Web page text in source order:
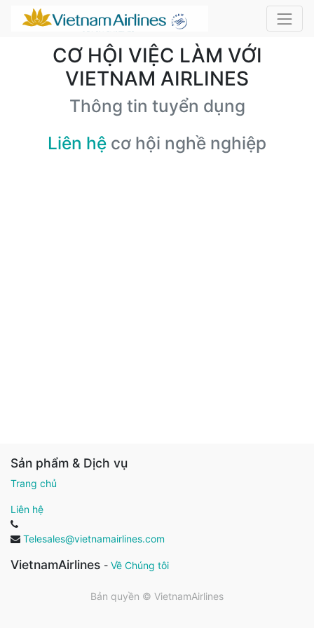
CƠ HỘI VIỆC LÀM VỚI
VIETNAM AIRLINES
Thông tin tuyển dụng
Liên hệ cơ hội nghề nghiệp
Sản phẩm & Dịch vụ
Trang chủ
Liên hệ
Telesales@vietnamairlines.com
VietnamAirlines - Về Chúng tôi
Bản quyền © VietnamAirlines